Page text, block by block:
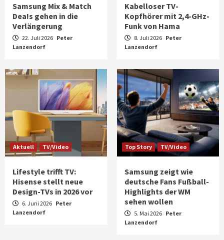
Samsung Mix & Match
Dea!s gehen in die
Verlängerung
22. Juli 2026 Peter
Lanzendorf
Kabelloser TV-
Kopfhörer mit 2,4-GHz-
Funk von Hama
8. Juli 2026 Peter
Lanzendorf
Aktuell TV/Video
Lifestyle trifft TV:
Hisense stellt neue
Design-TVs in 2026 vor
6. Juni 2026 Peter
Lanzendorf
Top Story TV/Video
Samsung zeigt wie
deutsche Fans Fußball-
Highlights der WM
sehen wollen
5. Mai 2026 Peter
Lanzendorf